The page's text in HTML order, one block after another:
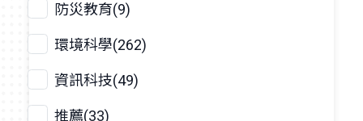
防災教育(9)
環境科學(262)
資訊科技(49)
推薦(33)